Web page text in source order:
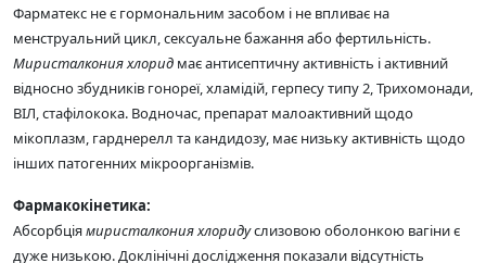
Фарматекс не є гормональним засобом і не впливає на
менструальний цикл, сексуальне бажання або фертильність.
Миристалкония хлорид має антисептичну активність і активний
відносно збудників гонореї, хламідій, герпесу типу 2, Трихомонади,
ВІЛ, стафілокока. Водночас, препарат малоактивний щодо
мікоплазм, гарднерелл та кандидозу, має низьку активність щодо
інших патогенних мікроорганізмів.
Фармакокінетика:
Абсорбціямиристалкония хлоридуслизовою оболонкою вагіни є
дуже низькою. Доклінічні дослідження показали відсутність